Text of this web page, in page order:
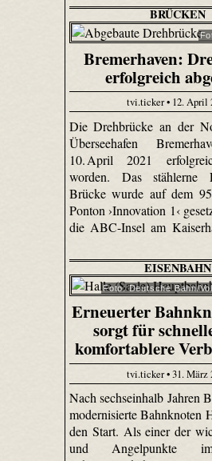
BRÜCKEN
Bremerhaven:
erfolgreich
tvi.ticker • 12. April
Die Drehbrücke an der
Überseehafen
10. April 2021
worden. Das stählerne
Brücke wurde auf dem
Ponton ›Innovation 1‹
die ABC-Insel am
EISENBAHN
Foto: Deutsche Bahn/
Erneuerter
sorgt für
komfortablere
tvi.ticker • 31. März
Nach sechseinhalb Jahren
modernisierte Bahnknoten
den Start. Als einer der
und Angelpunkte